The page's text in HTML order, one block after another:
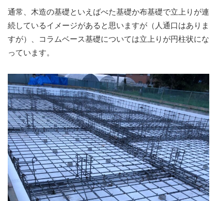
通常、木造の基礎といえばべた基礎か布基礎で立上りが連
続しているイメージがあると思いますが（人通口はありま
すが）、コラムベース基礎については立上りが円柱状にな
っています。